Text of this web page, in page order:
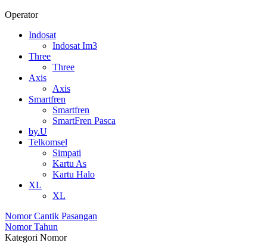
Operator
Indosat
Indosat Im3
Three
Three
Axis
Axis
Smartfren
Smartfren
SmartFren Pasca
by.U
Telkomsel
Simpati
Kartu As
Kartu Halo
XL
XL
Nomor Cantik Pasangan
Nomor Tahun
Kategori Nomor